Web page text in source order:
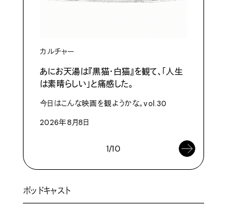
カルチャー
あにお天湯は『黒猫・白猫』を観て、「人生
は素晴らしい」と痛感した。
今日はこんな映画を観ようかな。vol.30
2026年8月8日
1/10
ポッドキャスト